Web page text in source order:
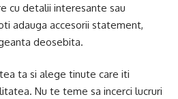
cu detalii interesante sau
adauga accesorii statement,
deosebita.
ta si alege tinute care iti
Nu te teme sa incerci lucruri